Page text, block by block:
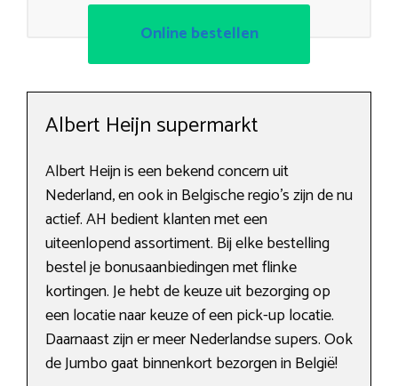
Online bestellen
Albert Heijn supermarkt
Albert Heijn is een bekend concern uit
Nederland, en ook in Belgische regio’s zijn de nu
actief. AH bedient klanten met een
uiteenlopend assortiment. Bij elke bestelling
bestel je bonusaanbiedingen met flinke
kortingen. Je hebt de keuze uit bezorging op
een locatie naar keuze of een pick-up locatie.
Daarnaast zijn er meer Nederlandse supers. Ook
de Jumbo gaat binnenkort bezorgen in België!